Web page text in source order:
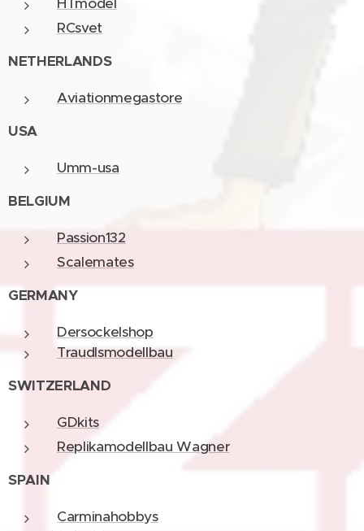
RCsvet
NETHERLANDS
Aviationmegastore
USA
Umm-usa
BELGIUM
Passion132
Scalemates
GERMANY
Dersockelshop
Traudlsmodellbau
SWITZERLAND
GDkits
Replikamodellbau Wagner
SPAIN
Carminahobbys